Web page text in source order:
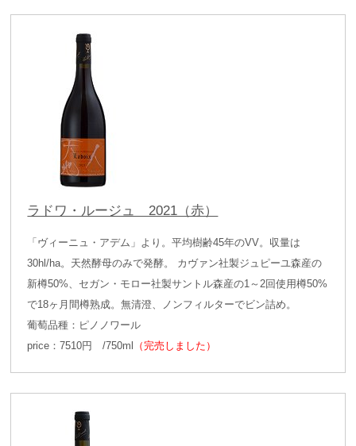
ラドワ・ルージュ 2021（赤）
「ヴィーニュ・アデム」より。平均樹齢45年のVV。収量は
30hl/ha。天然酵母のみで発酵。 カヴァン社製ジュピーユ森産の
新樽50%、セガン・モロー社製サントル森産の1～2回使用樽50%
で18ヶ月間樽熟成。無清澄、ノンフィルターでビン詰め。
葡萄品種：ピノノワール
price：7510円 /750ml
（完売しました）